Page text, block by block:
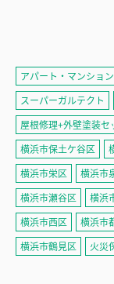
アパート・マンション
スーパーガルテクト
屋根修理+外壁塗装セ
横浜市保土ケ谷区
横浜市栄区
横浜市
横浜市瀬谷区
横浜
横浜市西区
横浜市
横浜市鶴見区
火災